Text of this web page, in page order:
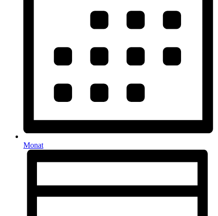
Monat